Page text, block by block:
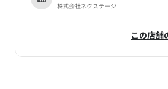
株式会社ネクステージ
この店舗